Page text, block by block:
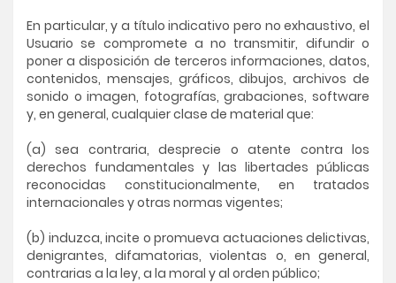
En particular, y a título indicativo pero no exhaustivo, el
Usuario se compromete a no transmitir, difundir o
poner a disposición de terceros informaciones, datos,
contenidos, mensajes, gráficos, dibujos, archivos de
sonido o imagen, fotografías, grabaciones, software
y, en general, cualquier clase de material que:
(a) sea contraria, desprecie o atente contra los
derechos fundamentales y las libertades públicas
reconocidas constitucionalmente, en tratados
internacionales y otras normas vigentes;
(b) induzca, incite o promueva actuaciones delictivas,
denigrantes, difamatorias, violentas o, en general,
contrarias a la ley, a la moral y al orden público;